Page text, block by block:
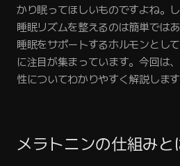
かり眠ってほしいものですよね。
睡眠リズムを整えるのは簡単では
睡眠をサポートするホルモンとし
に注目が集まっています。今回は
性についてわかりやすく解説します
メラトニンの仕組みと